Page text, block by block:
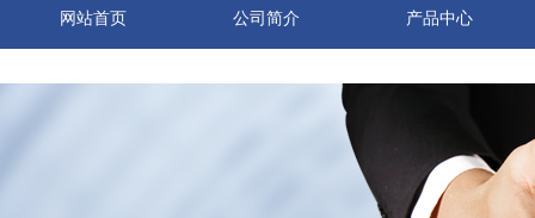
网站首页 公司简介 产品中心